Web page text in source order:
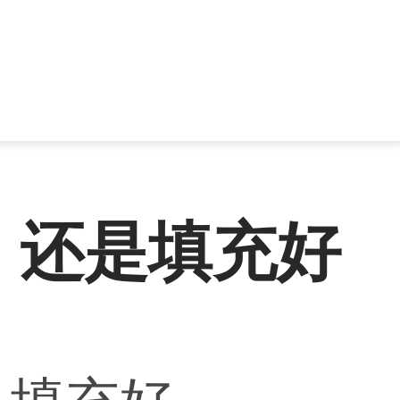
是填充好